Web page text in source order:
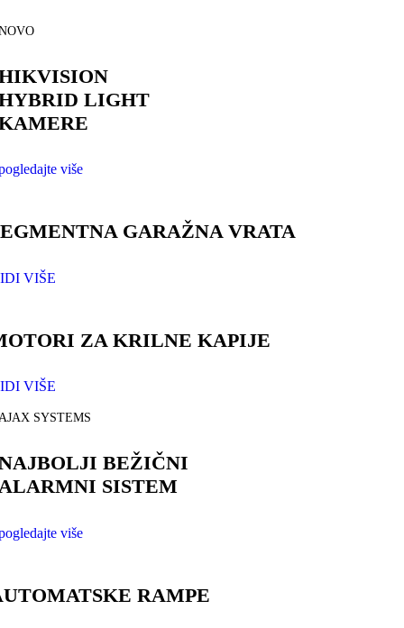
LIGHT
više
GARAŽNA VRATA
VIŠE
ZA KRILNE KAPIJE
VIŠE
SYSTEMS
BEŽIČNI
SISTEM
više
RAMPE